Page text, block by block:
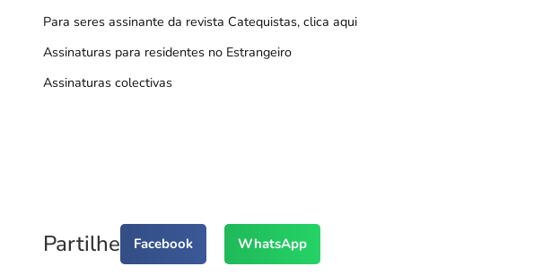
Para seres assinante da revista Catequistas, clica aqui
Assinaturas para residentes no Estrangeiro
Assinaturas colectivas
Partilhe Facebook WhatsApp